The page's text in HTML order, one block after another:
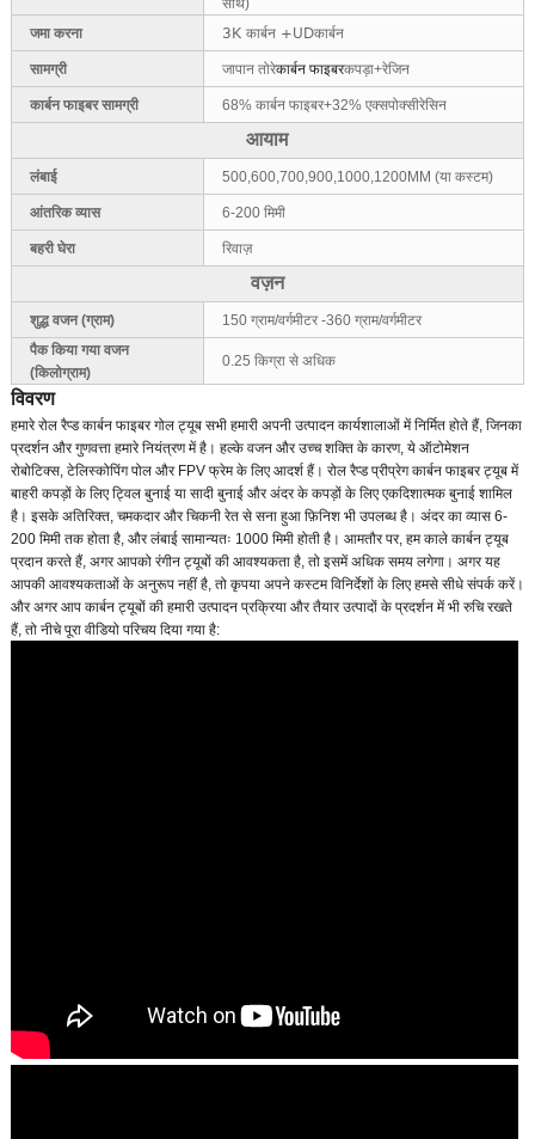
जमा करना
3K कार्बन +UDकार्बन
सामग्री जापान तोरेकार्बन फाइबरकपड़ा+रेजिन
कार्बन फाइबर सामग्री 68% कार्बन फाइबर+32% एक्सपोक्सीरेसिन
आयाम
लंबाई 500,600,700,900,1000,1200MM (या कस्टम)
आंतरिक व्यास 6-200 मिमी
बहरी घेरा रिवाज़
वज़न
शुद्ध वजन (ग्राम)
150 ग्राम/वर्गमीटर -360 ग्राम/वर्गमीटर
पैक किया गया वजन
(किलोग्राम)
0.25 किग्रा से अधिक
विवरण
हमारे रोल रैप्ड कार्बन फाइबर गोल ट्यूब सभी हमारी अपनी उत्पादन कार्यशालाओं में निर्मित होते हैं, जिनका
प्रदर्शन और गुणवत्ता हमारे नियंत्रण में है। हल्के वजन और उच्च शक्ति के कारण, ये ऑटोमेशन
रोबोटिक्स, टेलिस्कोपिंग पोल और FPV फ्रेम के लिए आदर्श हैं। रोल रैप्ड प्रीप्रेग कार्बन फाइबर ट्यूब में
बाहरी कपड़ों के लिए ट्विल बुनाई या सादी बुनाई और अंदर के कपड़ों के लिए एकदिशात्मक बुनाई शामिल
है। इसके अतिरिक्त, चमकदार और चिकनी रेत से सना हुआ फ़िनिश भी उपलब्ध है। अंदर का व्यास 6-
200 मिमी तक होता है, और लंबाई सामान्यतः 1000 मिमी होती है। आमतौर पर, हम काले कार्बन ट्यूब
प्रदान करते हैं, अगर आपको रंगीन ट्यूबों की आवश्यकता है, तो इसमें अधिक समय लगेगा। अगर यह
आपकी आवश्यकताओं के अनुरूप नहीं है, तो कृपया अपने कस्टम विनिर्देशों के लिए हमसे सीधे संपर्क करें।
और अगर आप कार्बन ट्यूबों की हमारी उत्पादन प्रक्रिया और तैयार उत्पादों के प्रदर्शन में भी रुचि रखते
हैं, तो नीचे पूरा वीडियो परिचय दिया गया है: